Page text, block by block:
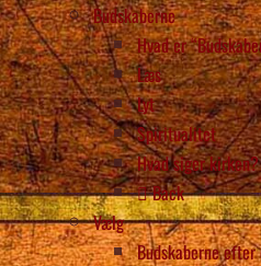
Budskaberne
Hvad er
Læs
Lyt
Spiritualitet
Hvad siger kirken?
Back
Vælg
Budskaberne